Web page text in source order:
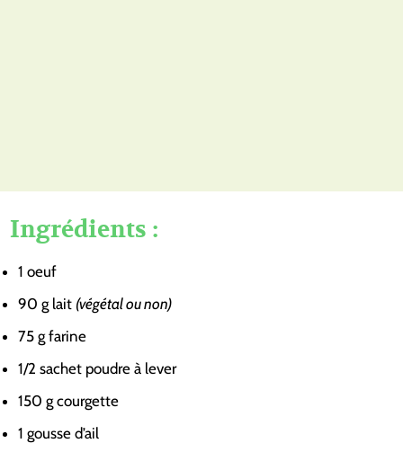
Ingrédients :
1 oeuf
90 g lait (végétal ou non)
75 g farine
1/2 sachet poudre à lever
150 g courgette
1 gousse d’ail